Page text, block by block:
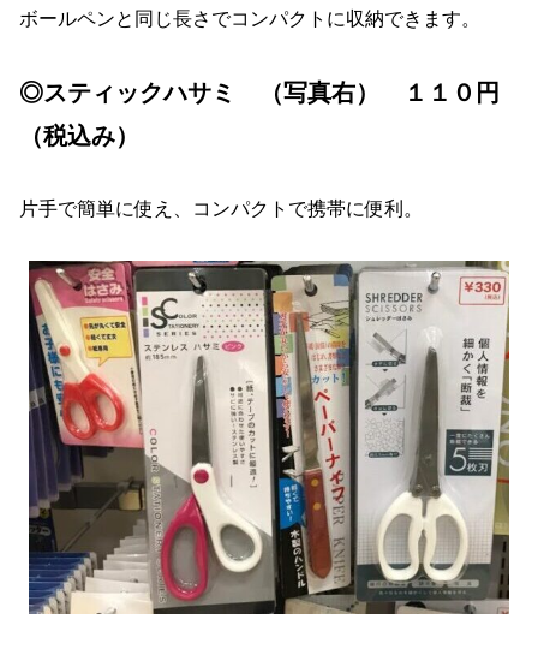
ボールペンと同じ長さでコンパクトに収納できます。
◎スティックハサミ （写真右） １１０円
（税込み）
片手で簡単に使え、コンパクトで携帯に便利。